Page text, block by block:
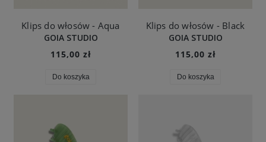
Klips do włosów - Aqua
GOIA STUDIO
115,00 zł
Do koszyka
Klips do włosów - Black
GOIA STUDIO
115,00 zł
Do koszyka